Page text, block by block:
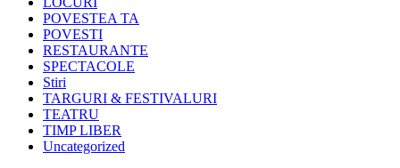
POVESTEA TA
POVESTI
RESTAURANTE
SPECTACOLE
Stiri
TARGURI & FESTIVALURI
TEATRU
TIMP LIBER
Uncategorized